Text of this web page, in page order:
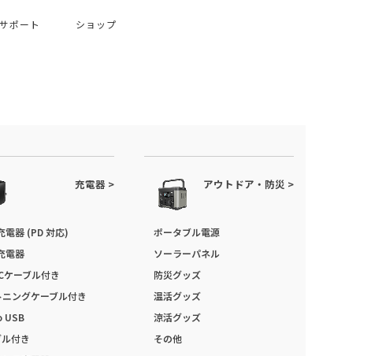
ポート ショップ
充電器 >
電器 (PD 対応)
電器
ケーブル付き
ングケーブル付き
USB
付き
アウトドア・防災 >
ポータブル電源
ソーラーパネル
防災グッズ
温活グッズ
涼活グッズ
その他